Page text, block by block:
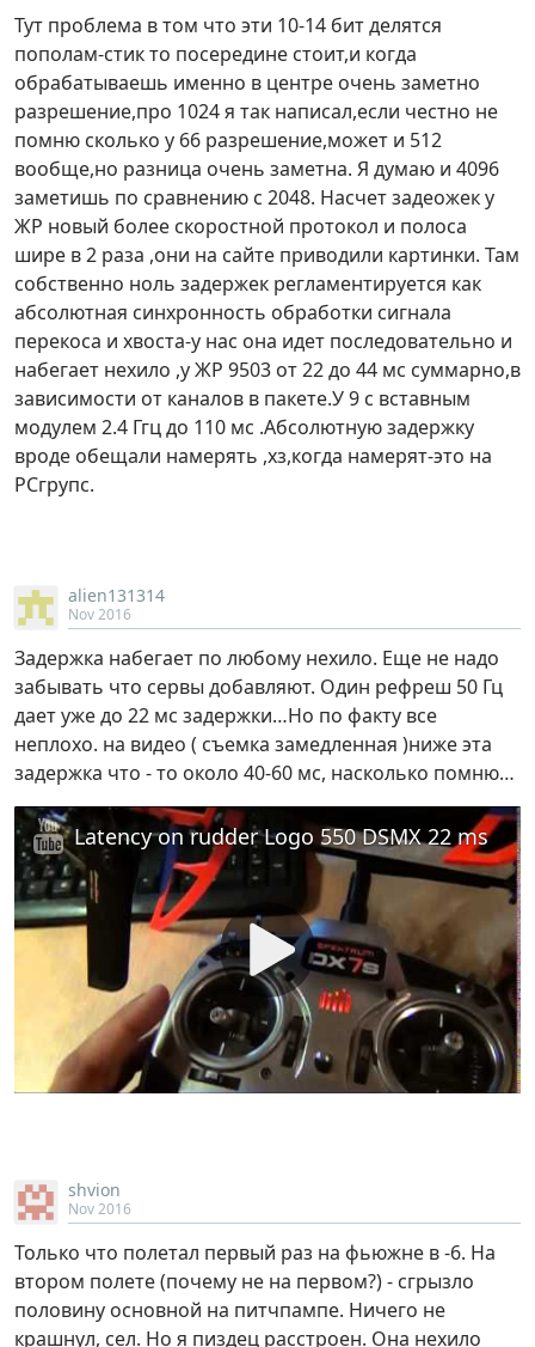
Тут проблема в том что эти 10-14 бит делятся
пополам-стик то посередине стоит,и когда
обрабатываешь именно в центре очень заметно
разрешение,про 1024 я так написал,если честно не
помню сколько у 66 разрешение,может и 512
вообще,но разница очень заметна. Я думаю и 4096
заметишь по сравнению с 2048. Насчет задеожек у
ЖР новый более скоростной протокол и полоса
шире в 2 раза ,они на сайте приводили картинки. Там
собственно ноль задержек регламентируется как
абсолютная синхронность обработки сигнала
перекоса и хвоста-у нас она идет последовательно и
набегает нехило ,у ЖР 9503 от 22 до 44 мс суммарно,в
зависимости от каналов в пакете.У 9 с вставным
модулем 2.4 Ггц до 110 мс .Абсолютную задержку
вроде обещали намерять ,хз,когда намерят-это на
РСгрупс.
alien131314
Nov 2016
Задержка набегает по любому нехило. Еще не надо
забывать что сервы добавляют. Один рефреш 50 Гц
дает уже до 22 мс задержки…Но по факту все
неплохо. на видео ( съемка замедленная )ниже эта
задержка что - то около 40-60 мс, насколько помню…
Latency on rudder Logo 550 DSMX 22 ms
shvion
Nov 2016
Только что полетал первый раз на фьюжне в -6. На
втором полете (почему не на первом?) - сгрызло
половину основной на питчпампе. Ничего не
крашнул, сел. Но я пиздец расстроен. Она нехило